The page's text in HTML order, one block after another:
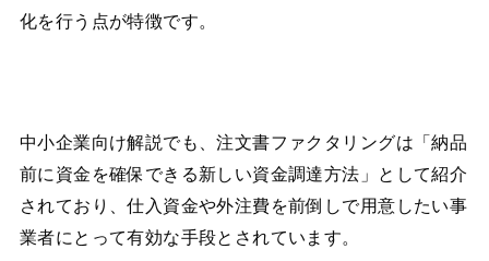
化を行う点が特徴です。
中小企業向け解説でも、注文書ファクタリングは「納品
前に資金を確保できる新しい資金調達方法」として紹介
されており、仕入資金や外注費を前倒しで用意したい事
業者にとって有効な手段とされています。